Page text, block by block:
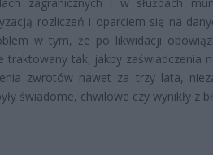
rozliczeń i oparciem się na
w tym, że po likwidacji
traktowany tak, jakby zaświadczenia
zwrotów nawet za trzy lata,
świadome, chwilowe czy wynikły z